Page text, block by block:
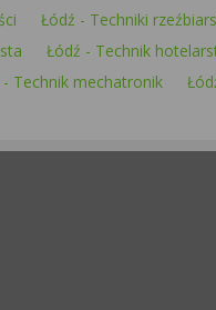
Łódź - Techniki
Łódź - Technik
Technik mechatronik